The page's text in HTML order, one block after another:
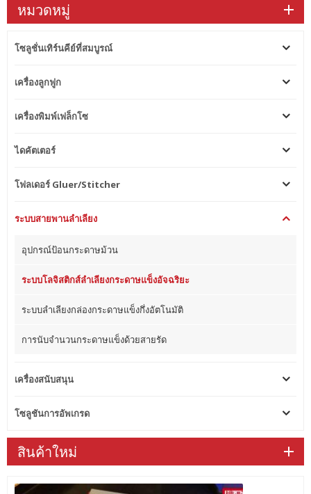
หมวดหมู่
โซลูชั่นเทิร์นคีย์ที่สมบูรณ์
เครื่องลูกฟูก
เครื่องพิมพ์เฟล็กโซ
ไดคัตเตอร์
โฟลเดอร์ Gluer/Stitcher
ระบบสายพานลำเลียง
อุปกรณ์ป้อนกระดาษม้วน
ระบบโลจิสติกส์ลำเลียงกระดาษแข็งอัจฉริยะ
ระบบลำเลียงกล่องกระดาษแข็งกึ่งอัตโนมัติ
การนับจำนวนกระดาษแข็งด้วยสายรัด
เครื่องสนับสนุน
โซลูชันการอัพเกรด
สินค้าใหม่